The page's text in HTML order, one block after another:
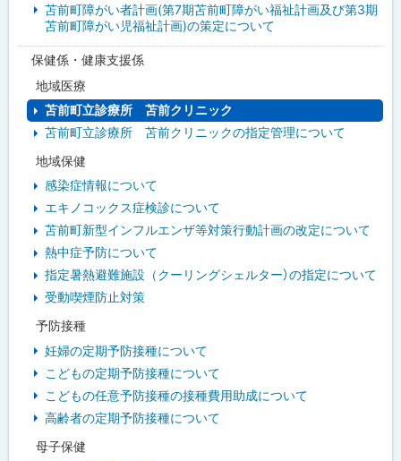
苫前町障がい者計画(第7期苫前町障がい福祉計画及び第3期
苫前町障がい児福祉計画)の策定について
保健係・健康支援係
地域医療
苫前町立診療所 苫前クリニック
苫前町立診療所 苫前クリニックの指定管理について
地域保健
感染症情報について
エキノコックス症検診について
苫前町新型インフルエンザ等対策行動計画の改定について
熱中症予防について
指定暑熱避難施設（クーリングシェルター）の指定について
受動喫煙防止対策
予防接種
妊婦の定期予防接種について
こどもの定期予防接種について
こどもの任意予防接種の接種費用助成について
高齢者の定期予防接種について
母子保健